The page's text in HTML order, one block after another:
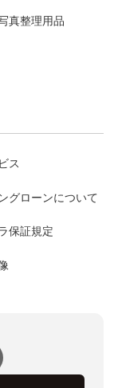
真整理用品
ス
グローンについて
保証規定